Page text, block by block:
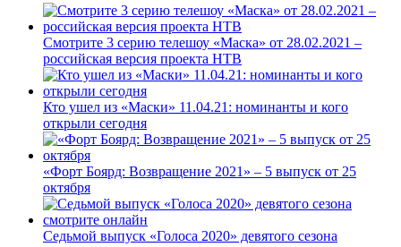
Смотрите 3 серию телешоу «Маска» от 28.02.2021 –
российская версия проекта НТВ
Кто ушел из «Маски» 11.04.21: номинанты и кого
открыли сегодня
«Форт Боярд: Возвращение 2021» – 5 выпуск от 25
октября
Седьмой выпуск «Голоса 2020» девятого сезона